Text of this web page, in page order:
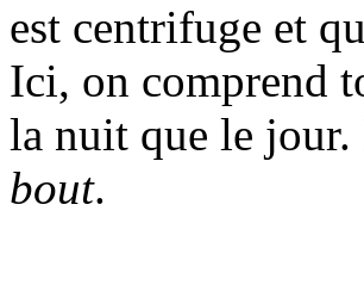
est centrifuge et
Ici, on comprend
la nuit que le
bout.